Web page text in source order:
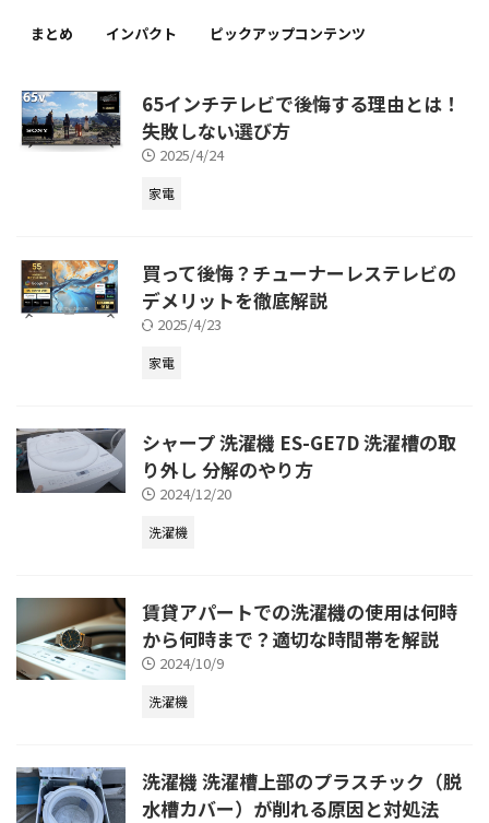
まとめ インパクト ピックアップコンテンツ
65インチテレビで後悔する理由とは！
失敗しない選び方
2025/4/24
家電
買って後悔？チューナーレステレビの
デメリットを徹底解説
2025/4/23
家電
シャープ 洗濯機 ES-GE7D 洗濯槽の取
り外し 分解のやり方
2024/12/20
洗濯機
賃貸アパートでの洗濯機の使用は何時
から何時まで？適切な時間帯を解説
2024/10/9
洗濯機
洗濯機 洗濯槽上部のプラスチック（脱
水槽カバー）が削れる原因と対処法